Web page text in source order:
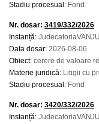
Stadiu procesual: Fond
Nr. dosar: 3419/332/2026
Instanță:
Data dosar: 2026-08-06
Obiect: cerere de valoare
Materie juridică: Litigii cu
Stadiu procesual: Fond
Nr. dosar: 3420/332/2026
Instanță: